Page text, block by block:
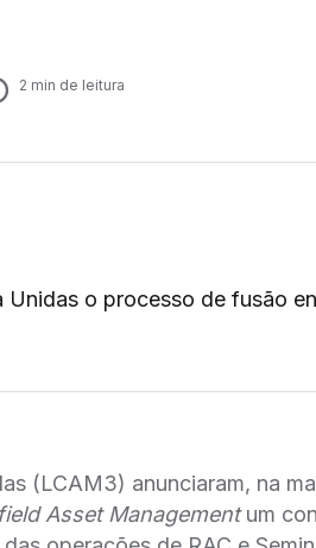
2 min de leitura
Unidas o processo de fusão
(LCAM3) anunciaram, na
Asset Managementum